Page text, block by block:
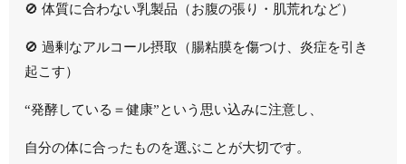
🚫 体質に合わない乳製品（お腹の張り・肌荒れなど）
🚫 過剰なアルコール摂取（腸粘膜を傷つけ、炎症を引き
起こす）
“発酵している＝健康”という思い込みに注意し、
自分の体に合ったものを選ぶことが大切です。